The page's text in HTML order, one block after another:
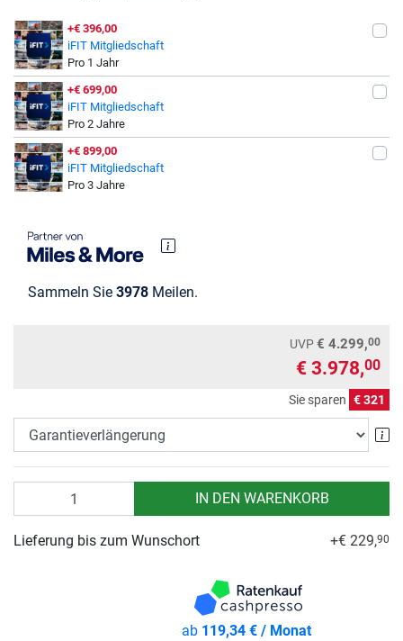
+€ 396,00
iFIT Mitgliedschaft
Pro 1 Jahr
+€ 699,00
iFIT Mitgliedschaft
Pro 2 Jahre
+€ 899,00
iFIT Mitgliedschaft
Pro 3 Jahre
Sammeln Sie 3978 Meilen.
UVP€ 4.299,00
€ 3.978,00
Sie sparen € 321
IN DEN WARENKORB
Lieferung bis zum Wunschort +€ 229,90
ab 119,34 € / Monat